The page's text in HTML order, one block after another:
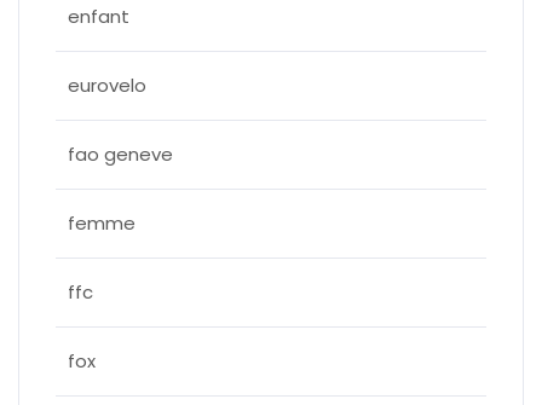
enfant
eurovelo
fao geneve
femme
ffc
fox